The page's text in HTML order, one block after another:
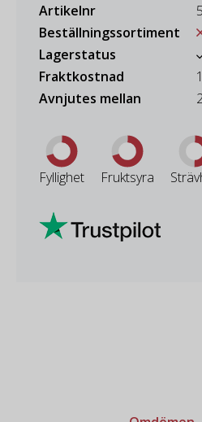
Artikelnr
Beställningssortiment
Lagerstatus
Fraktkostnad
Avnjutes mellan
Fyllighet Fruktsyra